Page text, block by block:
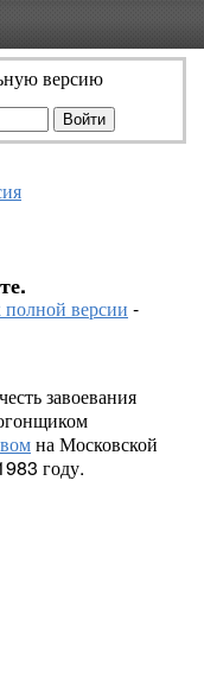
версию
полной версии -
завоевания
на Московской
году.